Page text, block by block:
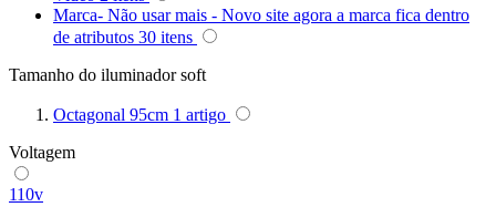
Superior
Sutefoto
SYD
Marca- Não usar mais - Novo site agora a marca fica dentro
de atributos 30 itens
Tamanho do iluminador soft
Octagonal 95cm 1 artigo
Voltagem
110v